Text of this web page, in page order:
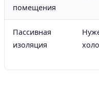
помещения
Пассивная
изоляция